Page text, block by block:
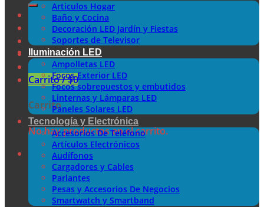
Carrito /$0
Carrito
No hay productos en el carrito.
Articulos Hogar
Baño y Cocina
Decoración LED Jardín y Fiestas
Soportes de Televisor
Iluminación LED
Ampolletas LED
Focos Exterior LED
Focos sobrepuestos y embutidos
Linternas y Lámparas LED
Paneles Solares LED
Tecnología y Electrónica
Accesorios De Teléfono
Artículos Electrónicos
Audífonos
Cargadores y Cables
Parlantes
Pesas y Accesorios De Negocios
Smartwatch y Smartband